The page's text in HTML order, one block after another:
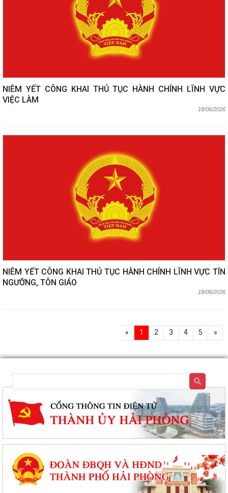
NIÊM YẾT CÔNG KHAI THỦ TỤC HÀNH CHÍNH LĨNH VỰC
VIỆC LÀM
18/06/2026
NIÊM YẾT CÔNG KHAI THỦ TỤC HÀNH CHÍNH LĨNH VỰC TÍN
NGƯỠNG, TÔN GIÁO
18/06/2026
« 1 2 3 4 5 »